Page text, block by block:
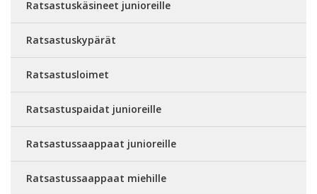
Ratsastuskäsineet junioreille
Ratsastuskypärät
Ratsastusloimet
Ratsastuspaidat junioreille
Ratsastussaappaat junioreille
Ratsastussaappaat miehille